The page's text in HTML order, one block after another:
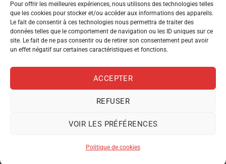
Pour offrir les meilleures expériences, nous utilisons des technologies telles
que les cookies pour stocker et/ou accéder aux informations des appareils.
Le fait de consentir à ces technologies nous permettra de traiter des
données telles que le comportement de navigation ou les ID uniques sur ce
site. Le fait de ne pas consentir ou de retirer son consentement peut avoir
un effet négatif sur certaines caractéristiques et fonctions.
ACCEPTER
REFUSER
VOIR LES PRÉFÉRENCES
Politique de cookies
Tenez-vous informé des nouveautés, des offres spéciales
et des remises.
Copyright 2026 ©Pro Distribution